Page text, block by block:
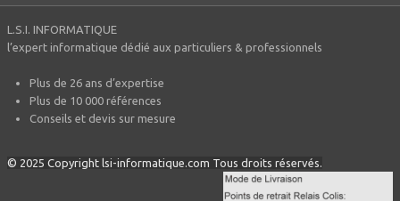
L.S.I. INFORMATIQUE
l’expert informatique dédié aux particuliers & professionnels
Plus de 26 ans d’expertise
Plus de 10 000 références
Conseils et devis sur mesure
© 2025 Copyright lsi-informatique.com Tous droits réservés.